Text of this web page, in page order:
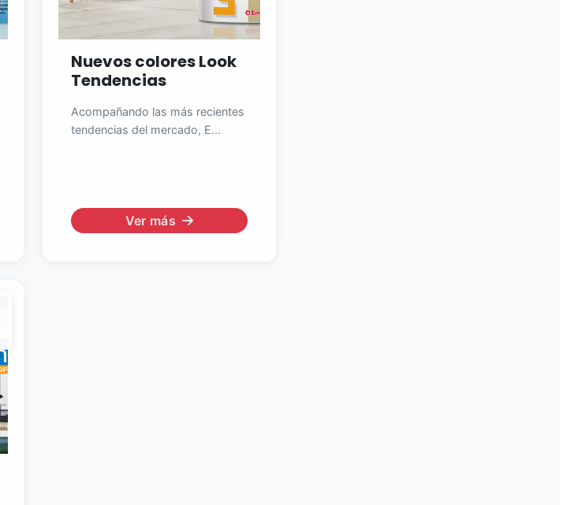
Nuevos colores Look
Tendencias
Acompañando las más recientes
tendencias del mercado, E...
Ver más